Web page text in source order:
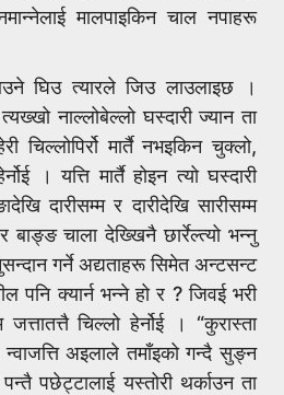
मालपाइकिन चाल नपाहरू
घिउ त्यारले जिउ लाउलाइछ ।
नाल्लोबेल्लो घस्दारी ज्यान ता
चिल्लोपिर्रो मार्तै नभइकिन चुक्लो,
। यत्ति मार्तै होइन त्यो घस्दारी
दारीसम्म र दारीदेखि सारीसम्म
बाङ्ङ चाला देख्खिनै छार्रेल्त्यो भन्नु
गर्ने अद्यताहरू सिमेत अन्टसन्ट
पनि क्यार्न भन्ने हो र ? जिवई भरी
चिल्लो हेर्नोई । “कुरास्ता
न्वाजत्ति अइलाले तमाँइको गन्दै सुङ्न
पछेट्टालाई यस्तोरी थर्काउन ता